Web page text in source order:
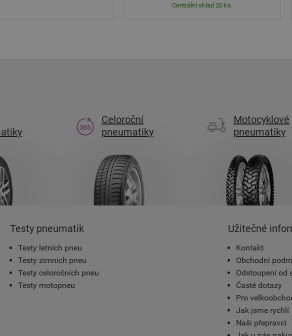
Centrální sklad 20 ks.
Celoroční
pneumatiky
Motocyklové
pneumatiky
Testy pneumatik
Testy letních pneu
Testy zimních pneu
Testy celoročních pneu
Testy motopneu
Užitečné
Kontakt
Obchodní
Odstoupení od
Časté dotazy
Pro
Jak jsme rychlí
Naši přepravci